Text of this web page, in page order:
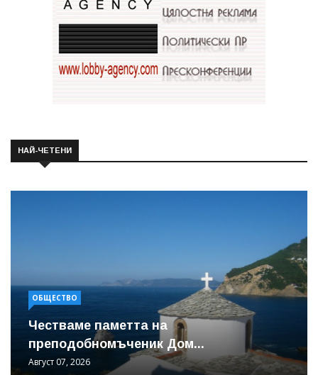
НАЙ-ЧЕТЕНИ
ОБЩЕСТВО
Честваме паметта на
преподобномъченик Дом...
Август 07, 2026